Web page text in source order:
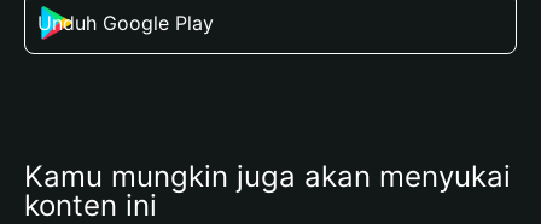
Unduh Google Play
Kamu mungkin juga akan menyukai
konten ini